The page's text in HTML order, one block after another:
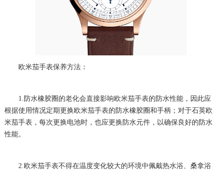
欧米茄手表保养方法：
1.防水橡胶圈的老化会直接影响欧米茄手表的防水性能，因此应
根据使用情况定期更换欧米茄手表的防水橡胶圈和手柄；对于石英欧
米茄手表，每次更换电池时，也应更换防水元件，以确保良好的防水
性能。
2.欧米茄手表不得在温度变化较大的环境中佩戴热水浴、桑拿浴